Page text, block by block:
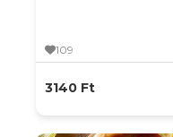
109
3140 Ft